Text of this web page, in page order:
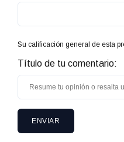
Su calificación general de esta
Título de tu comentario: